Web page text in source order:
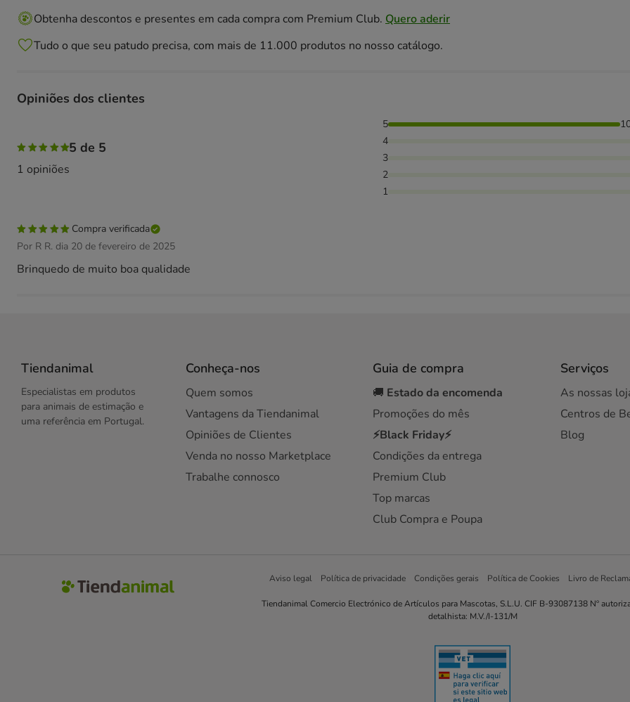
Obtenha descontos e presentes em cada compra com Premium Club. Quero aderir
Tudo o que seu patudo precisa, com mais de 11.000 produtos no nosso catálogo.
Opiniões dos clientes
5 de 5
1 opiniões
5
4
3
2
1
Compra verificada
Por R R. dia 20 de fevereiro de 2025
Brinquedo de muito boa qualidade
Tiendanimal
Especialistas em produtos
para animais de estimação e
uma referência em Portugal.
Conheça-nos
Quem somos
Vantagens da Tiendanimal
Opiniões de Clientes
Venda no nosso Marketplace
Trabalhe connosco
Guia de compra
🚚 Estado da encomenda
Promoções do mês
⚡Black Friday⚡
Condições da entrega
Premium Club
Top marcas
Club Compra e Poupa
Serviços
As nossas
Centros de
Blog
Aviso legal Política de privacidade Condições gerais Política de Cookies Livro de
Tiendanimal Comercio Electrónico de Artículos para Mascotas, S.L.U. CIF B-93087138 Nº
detalhista: M.V./I-131/M